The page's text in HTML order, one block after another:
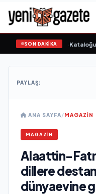
SON DAKİKA
Haziran 2026 Kataloğu: Yaza
PAYLAŞ:
ANA SAYFA/MAGAZIN
MAGAZIN
Alaattin-
dillere
dünyaevine